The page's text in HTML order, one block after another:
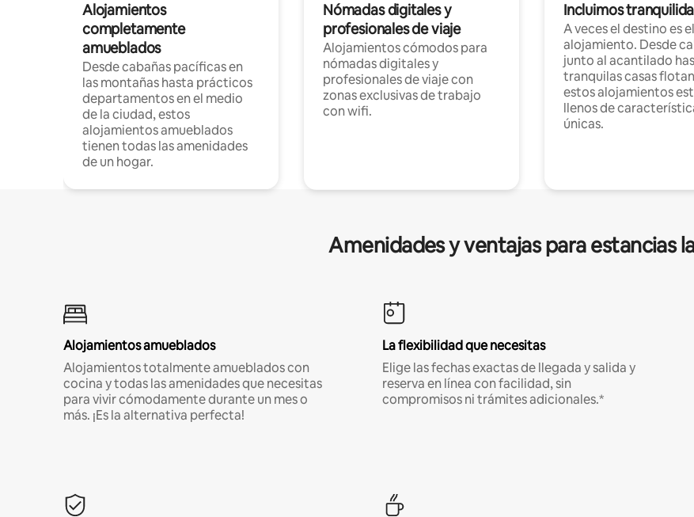
Alojamientos
completamente
amueblados
Desde cabañas pacíficas en
las montañas hasta prácticos
departamentos en el medio
de la ciudad, estos
alojamientos amueblados
tienen todas las amenidades
de un hogar.
Nómadas digitales y
profesionales de viaje
Alojamientos cómodos para
nómadas digitales y
profesionales de viaje con
zonas exclusivas de trabajo
con wifi.
Incluimos
A veces el destino es el
alojamiento. Desde
junto al acantilado
tranquilas casas
estos alojamientos
llenos de
únicas.
Amenidades y ventajas para estancias
Alojamientos amueblados
Alojamientos totalmente amueblados con
cocina y todas las amenidades que necesitas
para vivir cómodamente durante un mes o
más. ¡Es la alternativa perfecta!
La flexibilidad que necesitas
Elige las fechas exactas de llegada y salida y
reserva en línea con facilidad, sin
compromisos ni trámites adicionales.*